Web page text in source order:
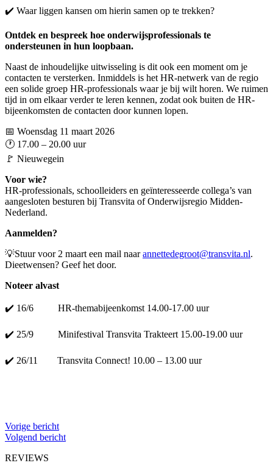
✔️ Waar liggen kansen om hierin samen op te trekken?
Ontdek en bespreek hoe onderwijsprofessionals te
ondersteunen in hun loopbaan.
Naast de inhoudelijke uitwisseling is dit ook een moment om je
contacten te versterken. Inmiddels is het HR-netwerk van de regio
een solide groep HR-professionals waar je bij wilt horen. We ruimen
tijd in om elkaar verder te leren kennen, zodat ook buiten de HR-
bijeenkomsten de contacten door kunnen lopen.
📅 Woensdag 11 maart 2026
🕐 17.00 – 20.00 uur
🚩 Nieuwegein
Voor wie?
HR-professionals, schoolleiders en geïnteresseerde collega’s van
aangesloten besturen bij Transvita of Onderwijsregio Midden-
Nederland.
Aanmelden?
💡Stuur voor 2 maart een mail naarannettedegroot@transvita.nl.
Dieetwensen? Geef het door.
Noteer alvast
✔️ 16/6 HR-themabijeenkomst 14.00-17.00 uur
✔️ 25/9 Minifestival Transvita Trakteert 15.00-19.00 uur
✔️ 26/11 Transvita Connect! 10.00 – 13.00 uur
Vorige bericht
Volgend bericht
REVIEWS